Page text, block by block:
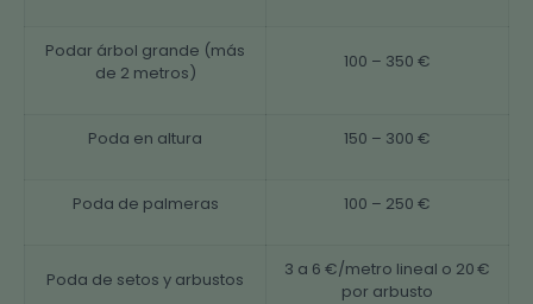
Podar árbol grande (más
de 2 metros)
100 – 350 €
Poda en altura 150 – 300 €
Poda de palmeras 100 – 250 €
Poda de setos y arbustos
3 a 6 €/metro lineal o 20 €
por arbusto